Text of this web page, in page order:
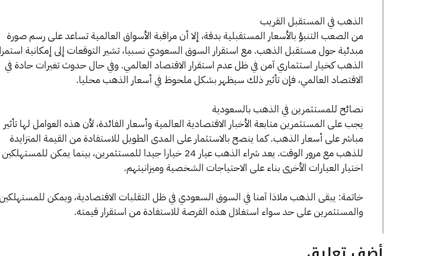
الذهب في المستقبل القريب
من الصعب التنبؤ بالأسعار المستقبلية بدقة، إلا أن مراقبة الأسواق العالمية تساعد على رسم صورة
مبدئية حول مستقبل الذهب. مع استقرار السوق السعودي نسبيا، تشير التوقعات إلى إمكانية
الذهب كخيار استثماري آمن في ظل عدم استقرار الاقتصاد العالمي. وفي حال حدوث تغيرات حادة في
الاقتصاد العالمي، فإن تأثير ذلك سيظهر بشكل ملحوظ في أسعار الذهب محليا.
نصائح للمستثمرين في الذهب بالسعودية
يجب على المستثمرين متابعة الأخبار الاقتصادية العالمية وأسعار الفائدة، لأن هذه العوامل لها تأثير
مباشر على أسعار الذهب. كما ينصح بالاستثمار على المدى الطويل للاستفادة من القيمة المتزايدة
للذهب مع مرور الوقت. يعد شراء الذهب عيار 24 خيارا جيدا للمستثمرين، بينما يمكن للمستهلكين
اختيار العيارات الأخرى بناء على الاحتياجات الشخصية وميزانيتهم.
خاتمة: يبقى الذهب ملاذا آمنا في السوق السعودي في ظل التقلبات الاقتصادية، ويمكن
والمستثمرين على حد سواء استغلال هذه الفرصة للاستفادة من استقرار قيمته.